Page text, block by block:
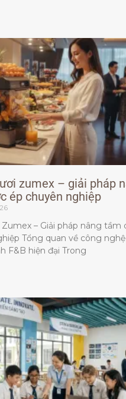
zumex – giải pháp
ép chuyên nghiệp
– Giải pháp nâng tầm
Tổng quan về công
F&B hiện đại Trong